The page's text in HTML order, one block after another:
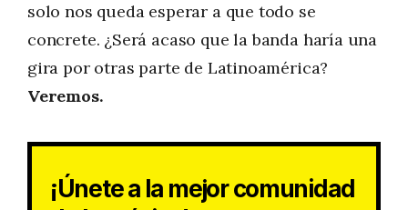
solo nos queda esperar a que todo se
concrete. ¿Será acaso que la banda haría una
gira por otras parte de Latinoamérica?
Veremos.
¡Únete a la mejor comunidad